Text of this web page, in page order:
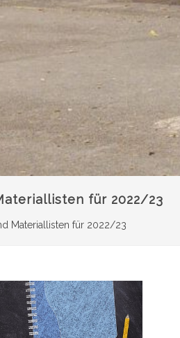
für 2022/23
Materiallisten für 2022/23